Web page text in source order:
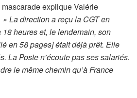
explique Valérie
» La direction a reçu la CGT en
heures et, le lendemain, son
en 58 pages] était déjà prêt. Elle
La Poste n’écoute pas ses salariés.
le même chemin qu’à France